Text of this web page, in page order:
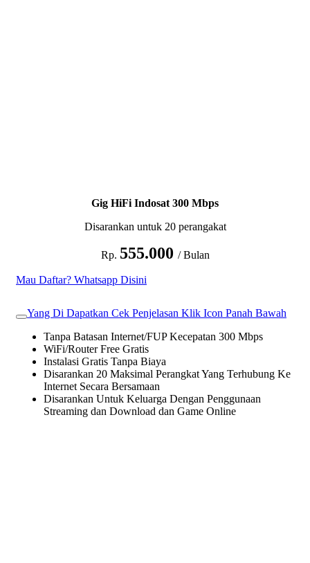
Gig HiFi Indosat 300 Mbps
Disarankan untuk 20 perangakat
Rp. 555.000 / Bulan
Mau Daftar? Whatsapp Disini
Yang Di Dapatkan Cek Penjelasan Klik Icon Panah Bawah
Tanpa Batasan Internet/FUP Kecepatan 300 Mbps
WiFi/Router Free Gratis
Instalasi Gratis Tanpa Biaya
Disarankan 20 Maksimal Perangkat Yang Terhubung Ke
Internet Secara Bersamaan
Disarankan Untuk Keluarga Dengan Penggunaan
Streaming dan Download dan Game Online